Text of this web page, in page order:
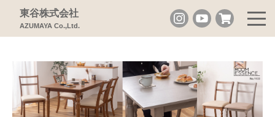
東谷株式会社
AZUMAYA Co.,Ltd.